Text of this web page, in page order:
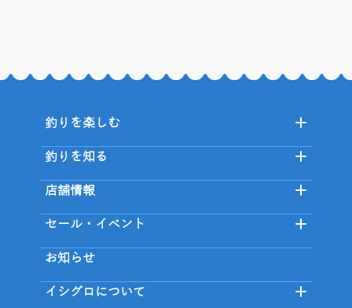
釣りを楽しむ
釣りを知る
店舗情報
セール・イベント
お知らせ
イシグロについて